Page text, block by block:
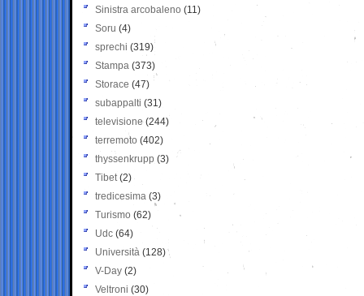
Sinistra arcobaleno (11)
Soru (4)
sprechi (319)
Stampa (373)
Storace (47)
subappalti (31)
televisione(244)
terremoto (402)
thyssenkrupp (3)
Tibet(2)
tredicesima (3)
Turismo (62)
Udc (64)
Università (128)
V-Day (2)
Veltroni (30)